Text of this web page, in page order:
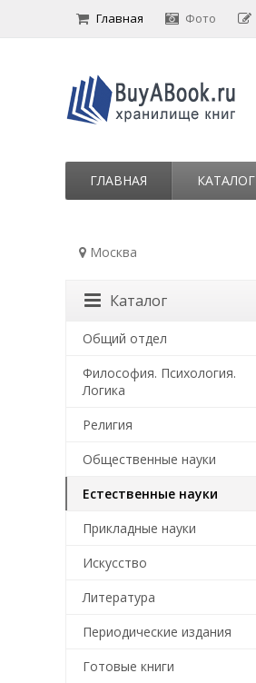
Главная Фото
ГЛАВНАЯ КАТАЛОГ
Москва
Каталог
Общий отдел
Философия. Психология.
Логика
Религия
Общественные науки
Естественные науки
Прикладные науки
Искусство
Литература
Периодические издания
Готовые книги